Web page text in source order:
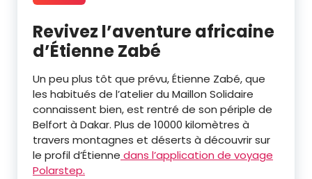
Revivez l’aventure africaine
d’Étienne Zabé
Un peu plus tôt que prévu, Étienne Zabé, que
les habitués de l’atelier du Maillon Solidaire
connaissent bien, est rentré de son périple de
Belfort à Dakar. Plus de 10000 kilomètres à
travers montagnes et déserts à découvrir sur
le profil d’Étienne dans l’application de voyage
Polarstep.